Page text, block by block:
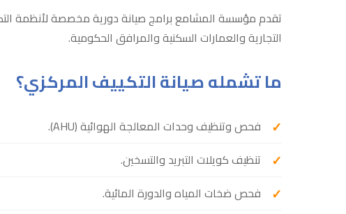
تقدم مؤسسة المشامع برامج صيانة دورية مخصصة لأنظمة
التجارية والعمارات السكنية والمرافق الحكومية.
ما تشمله صيانة التكييف المركزي؟
فحص وتنظيف وحدات المعالجة الهوائية (AHU).
تنظيف كويلات التبريد والتسخين.
فحص ضخات المياه والدورة المائية.